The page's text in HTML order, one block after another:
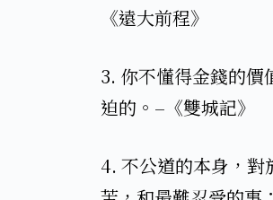
《遠大前程》​
3. 你不懂得金錢的
迫的。–《雙城記》​
4. 不公道的本身，